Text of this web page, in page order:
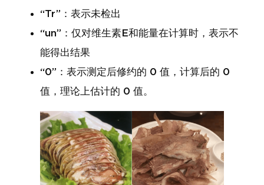
“Tr”：表示未检出
“un”：仅对维生素E和能量在计算时，表示不
能得出结果
“0”：表示测定后修约的 0 值，计算后的 0
值，理论上估计的 0 值。